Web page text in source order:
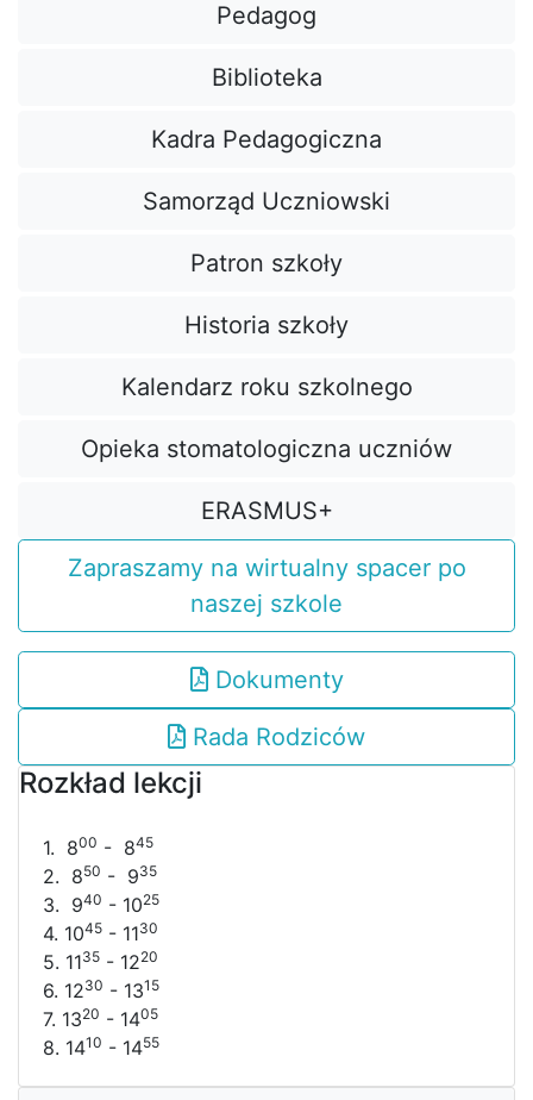
Pedagog
Biblioteka
Kadra Pedagogiczna
Samorząd Uczniowski
Patron szkoły
Historia szkoły
Kalendarz roku szkolnego
Opieka stomatologiczna uczniów
ERASMUS+
Zapraszamy na wirtualny spacer po
naszej szkole
Dokumenty
Rada Rodziców
Rozkład lekcji
1. 800 - 845
2. 850 - 935
3. 940 - 1025
4. 1045 - 1130
5. 1135 - 1220
6. 1230 - 1315
7. 1320 - 1405
8. 1410 - 1455